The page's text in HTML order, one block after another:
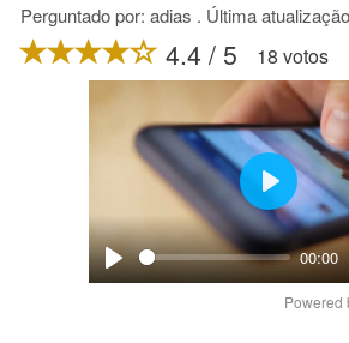
Perguntado por: adias . Última
4.4 / 5 18 votos
Play
00:00
Play
Powered